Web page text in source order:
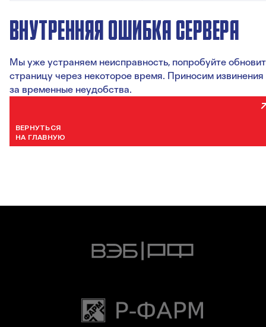
ВНУТРЕННЯЯ ОШИБКА СЕРВЕРА
Мы уже устраняем неисправность, попробуйте
страницу через некоторое время. Приносим извинения
за временные неудобства.
ВЕРНУТЬСЯ
НА ГЛАВНУЮ